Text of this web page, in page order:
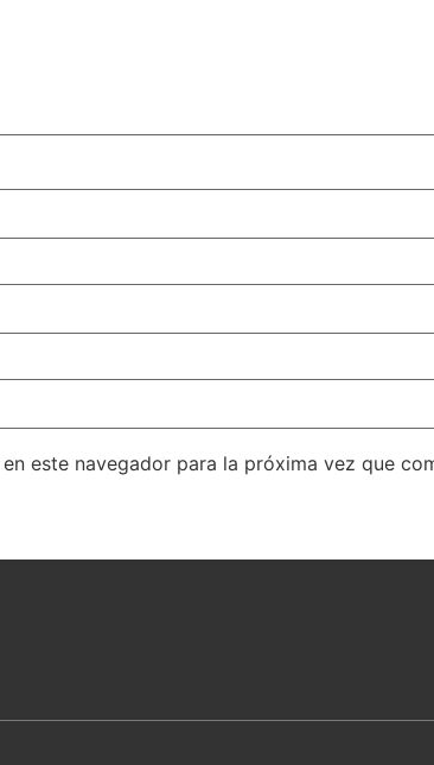
este navegador para la próxima vez que